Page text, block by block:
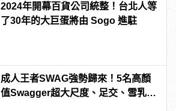
2024年開幕百貨公司統整！台北人等
了30年的大巨蛋將由 Sogo 進駐
成人王者SWAG強勢歸來！5名高顏
值Swagger超大尺度、足交、雪乳、